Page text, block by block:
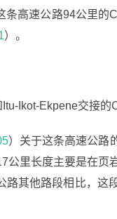
条高速公路94公里的
）。
Ikot-Ekpene交接的
）关于这条高速公路
公里长度主要是在页
路其他路段相比，这